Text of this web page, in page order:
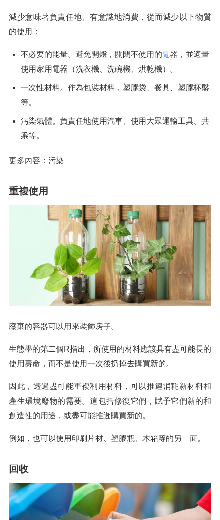
減少意味著負責任地、有意識地消費，從而減少以下物質
的使用：
不必要的能量。避免開燈，關閉不使用的電器，並適量
使用家用電器（洗衣機、洗碗機、烘乾機）。
一次性材料。作為包裝材料，塑膠袋、餐具、塑膠杯盤
等。
污染氣體。負責任地使用汽車、使用大眾運輸工具、共
乘等。
更多內容：污染
重複使用
廢棄的容器可以用來裝飾房子。
生態學的第二個R指出，所使用的材料應該具有盡可能長的
使用壽命，而不是使用一次後扔掉去購買新的。
因此，透過盡可能重複利用材料，可以推遲消耗新材料和
產生環境廢物的需要。這包括修復它們，賦予它們新的和
創造性的用途，或盡可能推遲購買新的。
例如，也可以使用印刷片材、塑膠瓶、木箱等的另一面。
回收